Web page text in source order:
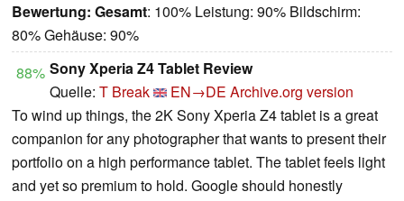
Bewertung: Gesamt: 100% Leistung: 90% Bildschirm:
80% Gehäuse: 90%
88% Sony Xperia Z4 Tablet Review
Quelle: T Break EN→DE Archive.org version
To wind up things, the 2K Sony Xperia Z4 tablet is a great
companion for any photographer that wants to present their
portfolio on a high performance tablet. The tablet feels light
and yet so premium to hold. Google should honestly